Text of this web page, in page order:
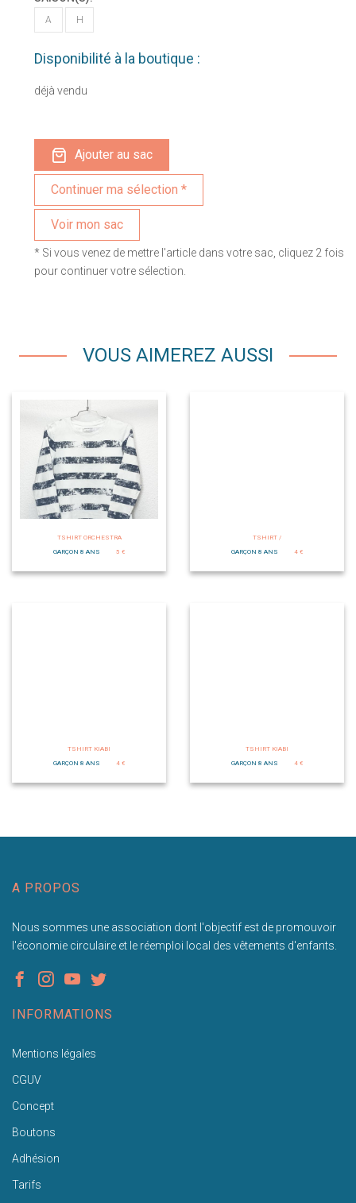
A H
Disponibilité à la boutique :
déjà vendu
Ajouter au sac
Voir mon sac
* Si vous venez de mettre l'article dans votre sac, cliquez 2 fois
pour continuer votre sélection.
VOUS AIMEREZ AUSSI
TSHIRT ORCHESTRA
GARÇON 8 ANS
5 €
TSHIRT /
GARÇON 8 ANS
4 €
TSHIRT KIABI
GARÇON 8 ANS
4 €
TSHIRT KIABI
GARÇON 8 ANS
4 €
A PROPOS
Nous sommes une association dont l'objectif est de promouvoir
l'économie circulaire et le réemploi local des vêtements d'enfants.
INFORMATIONS
Mentions légales
CGUV
Concept
Boutons
Adhésion
Tarifs